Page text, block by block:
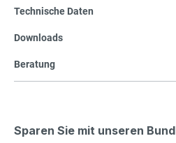
Technische Daten
Downloads
Beratung
Sparen Sie mit unseren